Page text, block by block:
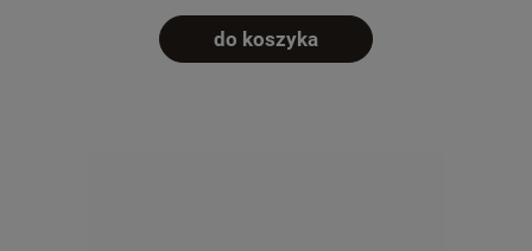
do koszyka